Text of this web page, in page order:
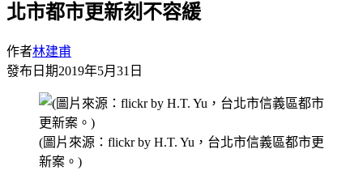
北市都市更新刻不容緩
作者林建甫
發布日期2019年5月31日
(圖片來源：flickr by H.T. Yu，台北市信義區都市更
新案。)